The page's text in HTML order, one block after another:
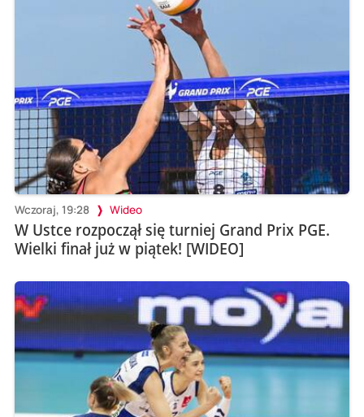
Wczoraj, 19:28 Wideo
W Ustce rozpoczął się turniej Grand Prix PGE.
Wielki finał już w piątek! [WIDEO]